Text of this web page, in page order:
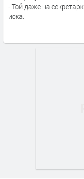
- Той даже на
иска.